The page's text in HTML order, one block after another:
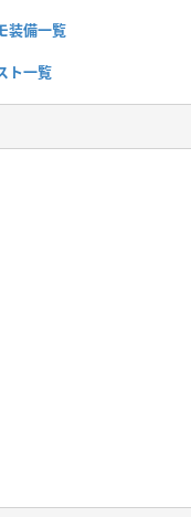
装備一覧
ト一覧